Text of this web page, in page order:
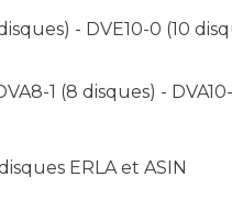
- DVE10-0 (10
1 (8 disques) -
ERLA et ASIN